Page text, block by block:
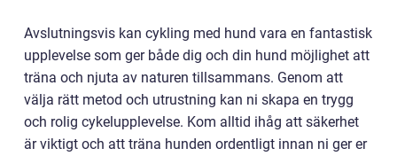
Avslutningsvis kan cykling med hund vara en fantastisk
upplevelse som ger både dig och din hund möjlighet att
träna och njuta av naturen tillsammans. Genom att
välja rätt metod och utrustning kan ni skapa en trygg
och rolig cykelupplevelse. Kom alltid ihåg att säkerhet
är viktigt och att träna hunden ordentligt innan ni ger er